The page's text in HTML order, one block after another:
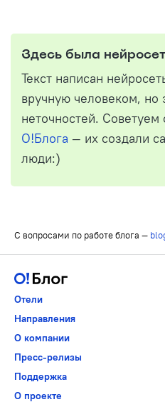
Здесь была
Текст написан
вручную человеком, но
неточностей. Советуем
О!Блога — их создали
люди:)
Отели
Направления
О компании
Пресс-релизы
Поддержка
О проекте
С вопросами по работе блога —